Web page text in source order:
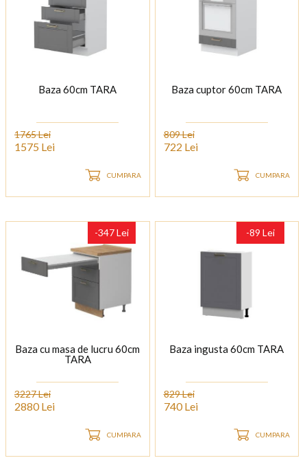
Baza 60cm TARA
1765 Lei
1575 Lei
CUMPARA
Baza cuptor 60cm TARA
809 Lei
722 Lei
CUMPARA
-347 Lei
Baza cu masa de lucru 60cm
TARA
3227 Lei
2880 Lei
CUMPARA
-89 Lei
Baza ingusta 60cm TARA
829 Lei
740 Lei
CUMPARA